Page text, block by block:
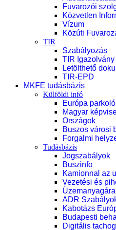
Fuvarozói
Közvetlen
Vízum
Közúti
TIR
Szabályozás
TIR Igazolvány
Letölthető
TIR-EPD
MKFE tudásbázis
Külföldi infó
Európa
Magyar
Országok
Buszos városi
Forgalmi
Tudásbázis
Jogszabályok
Buszinfo
Kamionnal az
Vezetési és
ADR
Kabotázs
Budapesti
Digitális